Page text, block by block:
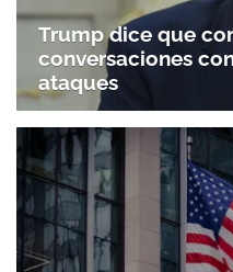
Trump dice que
conversaciones
ataques